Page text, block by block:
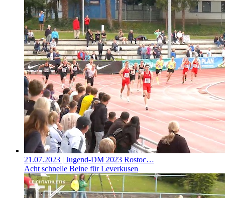
21.07.2023 | Jugend-DM 2023 Rostoc…
Acht schnelle Beine für Leverkusen